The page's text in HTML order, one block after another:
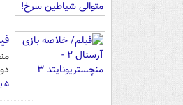
۵ بهمن ۰۴ - ۲۲:۳۶